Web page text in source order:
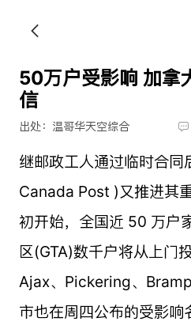
50万户受影响 加拿
信
出处：温哥华天空综合
继邮政工人通过临时合同
Canada Post )又推进其
初开始，全国近 50 万户
区(GTA)数千户将从上门
Ajax、Pickering、
市也在周四公布的受影响